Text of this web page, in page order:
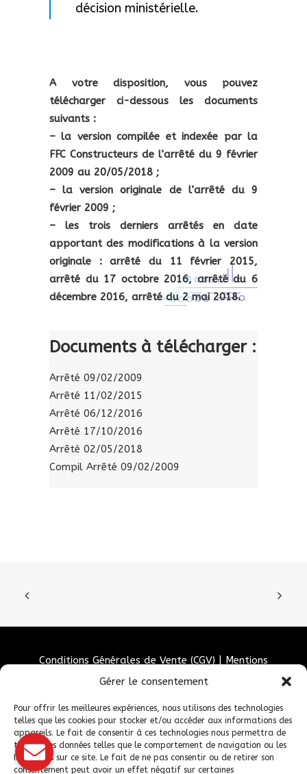
Gérer le consentement
Pour offrir les meilleures expériences, nous utilisons des technologies
telles que les cookies pour stocker et/ou accéder aux informations des
appareils. Le fait de consentir à ces technologies nous permettra de
traiter des données telles que le comportement de navigation ou les
ID uniques sur ce site. Le fait de ne pas consentir ou de retirer son
consentement peut avoir un effet négatif sur certaines
décision ministérielle.
A votre disposition, vous pouvez
télécharger ci-dessous les documents
suivants :
– la version compilée et indexée par la
FFC Constructeurs de l’arrêté du 9 février
2009 au 20/05/2018 ;
– la version originale de l’arrêté du 9
février 2009 ;
– les trois derniers arrêtés en date
apportant des modifications à la version
originale : arrêté du 11 février 2015,
arrêté du 17 octobre 2016, arrêté du 6
décembre 2016, arrêté du 2 mai 2018.
Documents à télécharger :
Arrêté 09/02/2009
Arrêté 11/02/2015
Arrêté 06/12/2016
Arrêté 17/10/2016
Arrêté 02/05/2018
Compil Arrêté 09/02/2009
Conditions Générales de Vente (CGV)
Mentions
Politique de confidentialité